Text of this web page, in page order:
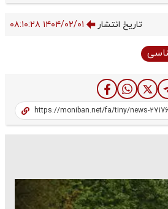
تاریخ انتشار ۱۴۰۴/۰۲/۰۱ ۰۸:۱۰:۲۸